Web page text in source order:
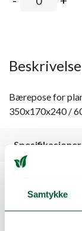
Samtykke
Beskrivelse
Bærepose for
350x170x240 /
Spesifikasjoner
Kunder